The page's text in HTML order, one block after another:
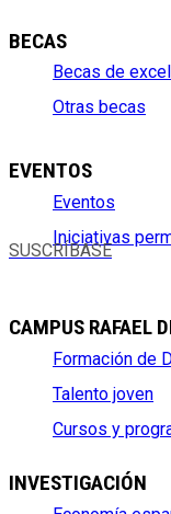
BECAS
Becas de
Otras becas
EVENTOS
Eventos
Iniciativas
SUSCRÍBASE
CAMPUS RAFAEL
Formación de
Talento joven
Cursos y
INVESTIGACIÓN